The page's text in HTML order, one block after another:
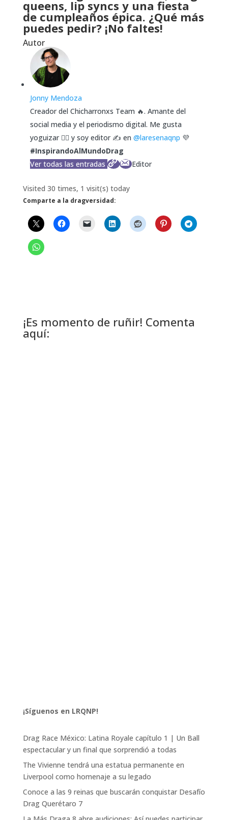
queens, lip syncs y una fiesta
de cumpleaños épica. ¿Qué más
puedes pedir? ¡No faltes!
Autor
Jonny Mendoza
Creador del Chicharronxs Team 🔥. Amante del
social media y el periodismo digital. Me gusta
yoguizar 🧘‍♂️ y soy editor ✍️ en @laresenaqnp 💜
#InspirandoAlMundoDrag
Ver todas las entradas
Editor
Visited 30 times, 1 visit(s) today
Comparte a la dragversidad:
¡Es momento de ruñir! Comenta
aquí:
¡Síguenos en LRQNP!
Drag Race México: Latina Royale capítulo 1 | Un Ball
espectacular y un final que sorprendió a todas
The Vivienne tendrá una estatua permanente en
Liverpool como homenaje a su legado
Conoce a las 9 reinas que buscarán conquistar Desafío
Drag Querétaro 7